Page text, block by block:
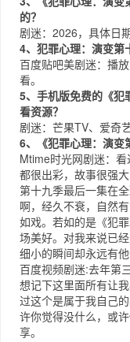
的？
剧迷：2026，具体日
4、犯罪心理：演变第
百度贴吧美剧迷：播
看。
5、手机版免费的《犯
看资源？
剧迷： 芒果TV、 爱奇
6、《犯罪心理：演变
Mtime时光网剧迷：
都很出彩，故事很强
第十九季最后一集在
啊，经久不衰，自然
如戏。若如的是《犯
场美好。对我来说已
细小的瞬间却永远有他
百度视频剧迷:去年第
想记下这里面所有让
过这个是属于我自己
许你觉得没什么，或
享。